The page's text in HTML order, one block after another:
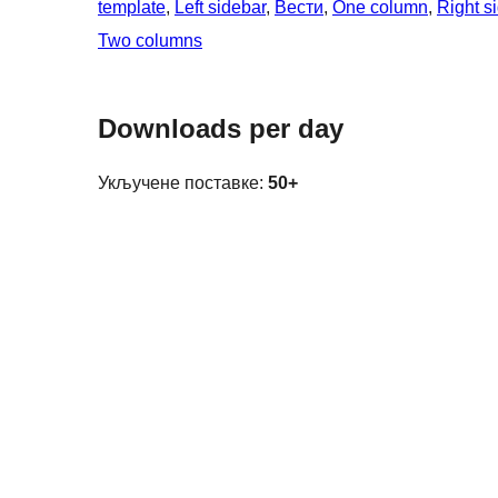
template, Left sidebar, Вести, One column, Right
Two columns
Downloads per day
Укључене поставке: 50+